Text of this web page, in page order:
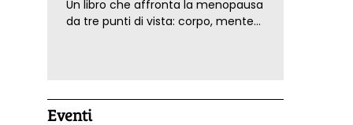
Un libro che affronta la menopausa
da tre punti di vista: corpo, mente
Eventi